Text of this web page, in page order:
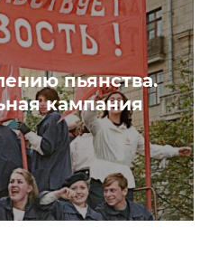
пьянства.
кампания